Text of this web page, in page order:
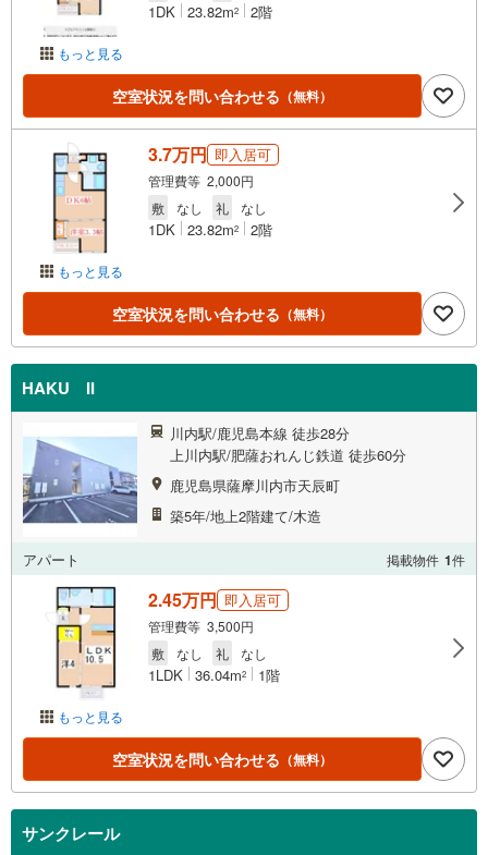
もっと見る
1DK 23.82m2 2階
空室状況を問い合わせる （無料）
もっと見る
3.7万円 即入居可
管理費等 2,000円
敷
なし 礼 なし
1DK 23.82m2 2階
空室状況を問い合わせる （無料）
HAKU II
川内駅/鹿児島本線 徒歩28分
上川内駅/肥薩おれんじ鉄道 徒歩60分
鹿児島県薩摩川内市天辰町
築5年/地上2階建て/木造
アパート 掲載物件 1件
もっと見る
2.45万円 即入居可
管理費等 3,500円
敷
なし 礼 なし
1LDK 36.04m2 1階
空室状況を問い合わせる （無料）
サンクレール